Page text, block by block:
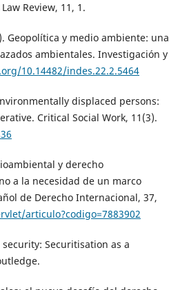
Review, 11, 1.
Geopolítica y medio ambiente: una
ambientales. Investigación y
10.14482/indes.22.2.5464
displaced persons:
Critical Social Work, 11(3).
y derecho
a la necesidad de un marco
de Derecho Internacional, 37,
articulo?codigo=7883902
Securitisation as a